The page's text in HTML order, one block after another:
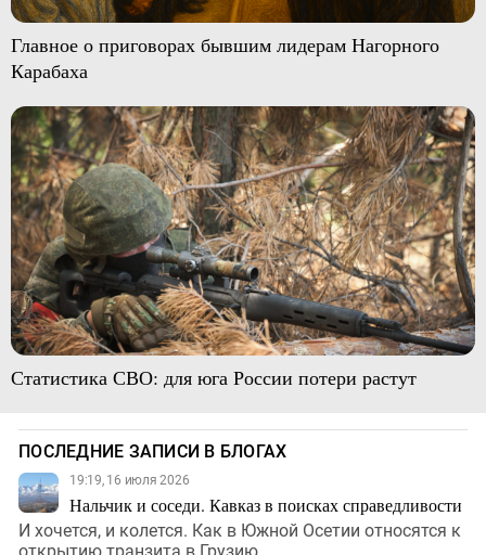
Главное о приговорах бывшим лидерам Нагорного
Карабаха
Статистика СВО: для юга России потери растут
ПОСЛЕДНИЕ ЗАПИСИ В БЛОГАХ
19:19, 16 июля 2026
Нальчик и соседи. Кавказ в поисках справедливости
И хочется, и колется. Как в Южной Осетии относятся к